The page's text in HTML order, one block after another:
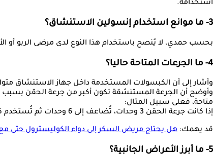
استخدامه.
3- ما موانع استخدام إنسولين الاستنشاق؟
بحسب حمدي، لا يُنصح باستخدام هذا النوع لدى مرضى الربو أو
4- ما الجرعات المتاحة حاليا؟
وأشار إلى أن الكبسولات المستخدمة داخل جهاز الاستنشاق متوافرة بجرعات 4 و8 و12 وحدة، بينما لا تزال كبسولات الجرعة
وأوضح أن الجرعة المستنشقة تكون أكبر من جرعة الحقن بسبب
متاحة، فعلى سبيل المثال:
إذا كانت جرعة الحقن 3 وحدات، تُضاعف إلى 6 وحدات ثم تُستخدم كبسولة 4 وحدات، أما إذا كانت الجرعة 5 وحدات، تُضاعف إلى 10 وحدات ثم تُستخدم كبسولة 8 وحدات.
قد يهمك: هل يحتاج مريض السكر إلى دواء الكوليسترول حتى
5- ما أبرز الأعراض الجانبية؟